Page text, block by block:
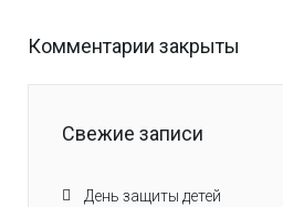
Комментарии закрыты
Свежие записи
День защиты детей